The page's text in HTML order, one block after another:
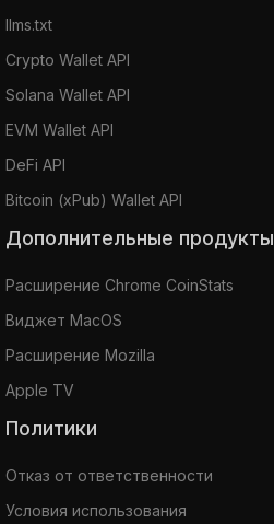
llms.txt
Crypto Wallet API
Solana Wallet API
EVM Wallet API
DeFi API
Bitcoin (xPub) Wallet API
Дополнительные продукты
Расширение Chrome CoinStats
Виджет MacOS
Расширение Mozilla
Apple TV
Политики
Отказ от ответственности
Условия использования